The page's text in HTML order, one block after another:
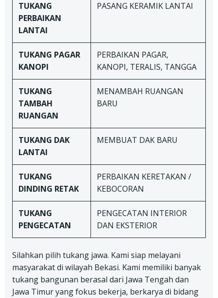
TUKANG
PERBAIKAN
LANTAI
PASANG KERAMIK LANTAI
TUKANG PAGAR
KANOPI
PERBAIKAN PAGAR,
KANOPI, TERALIS, TANGGA
TUKANG
TAMBAH
RUANGAN
MENAMBAH RUANGAN
BARU
TUKANG DAK
LANTAI
MEMBUAT DAK BARU
TUKANG
DINDING RETAK
PERBAIKAN KERETAKAN /
KEBOCORAN
TUKANG
PENGECATAN
PENGECATAN INTERIOR
DAN EKSTERIOR
Silahkan pilih tukang jawa. Kami siap melayani
masyarakat di wilayah Bekasi. Kami memiliki banyak
tukang bangunan berasal dari Jawa Tengah dan
Jawa Timur yang fokus bekerja, berkarya di bidang